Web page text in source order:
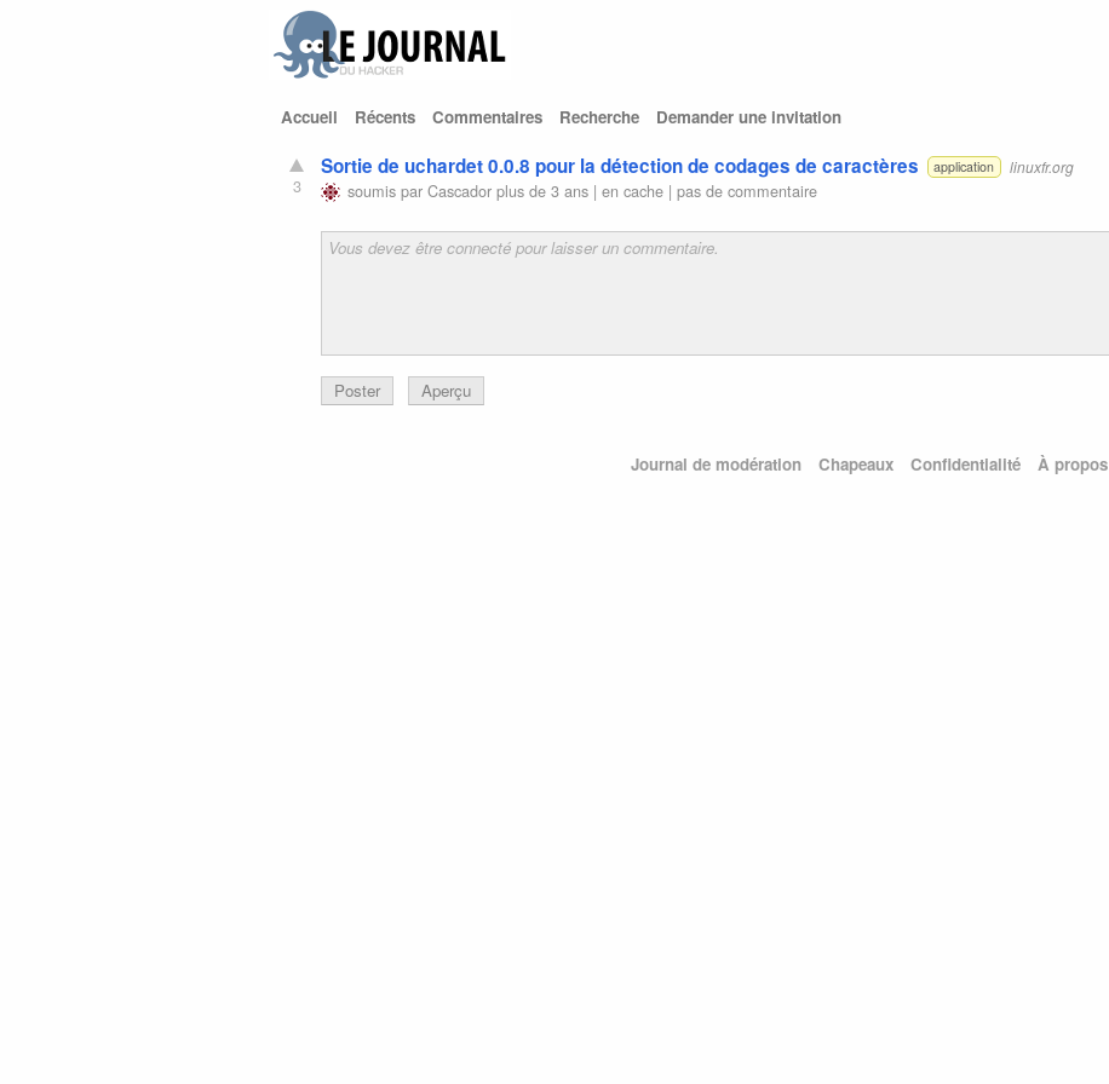
Accueil Récents Commentaires Recherche Demander une invitation
3
Sortie de uchardet 0.0.8 pour la détection de codages de caractères application linuxfr.org
soumis parCascador plus de 3 ans |en cache |pas de commentaire
Poster Aperçu
Journal de modération Chapeaux Confidentialité À propos